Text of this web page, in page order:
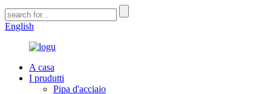
English
A casa
I prudutti
Pipa d'acciaio